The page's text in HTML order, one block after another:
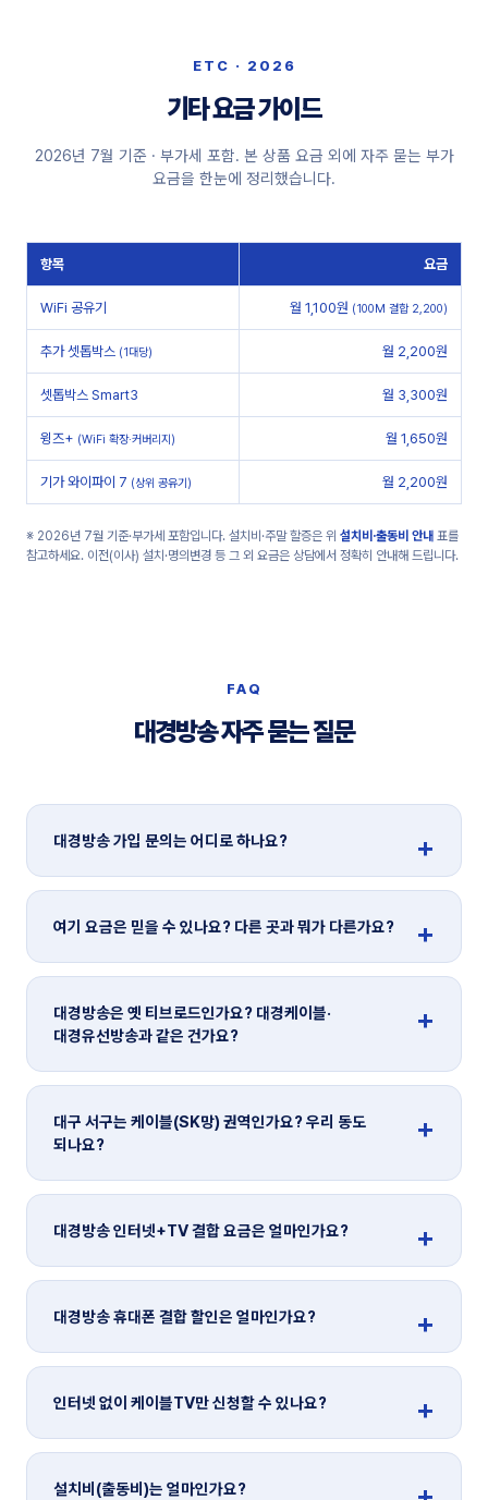
ETC · 2026
기타 요금 가이드
2026년 7월 기준 · 부가세 포함. 본 상품 요금 외에 자주 묻는 부가
요금을 한눈에 정리했습니다.
항목 요금
WiFi 공유기 월 1,100원 (100M 결합 2,200)
추가 셋톱박스 (1대당) 월 2,200원
셋톱박스 Smart3 월 3,300원
윙즈+ (WiFi 확장·커버리지) 월 1,650원
기가 와이파이 7 (상위 공유기) 월 2,200원
※ 2026년 7월 기준·부가세 포함입니다. 설치비·주말 할증은 위 설치비·출동비 안내 표를
참고하세요. 이전(이사) 설치·명의변경 등 그 외 요금은 상담에서 정확히 안내해 드립니다.
FAQ
대경방송 자주 묻는 질문
대경방송 가입 문의는 어디로 하나요?
여기 요금은 믿을 수 있나요? 다른 곳과 뭐가 다른가요?
대경방송은 옛 티브로드인가요? 대경케이블·
대경유선방송과 같은 건가요?
대구 서구는 케이블(SK망) 권역인가요? 우리 동도
되나요?
대경방송 인터넷+TV 결합 요금은 얼마인가요?
대경방송 휴대폰 결합 할인은 얼마인가요?
인터넷 없이 케이블TV만 신청할 수 있나요?
설치비(출동비)는 얼마인가요?